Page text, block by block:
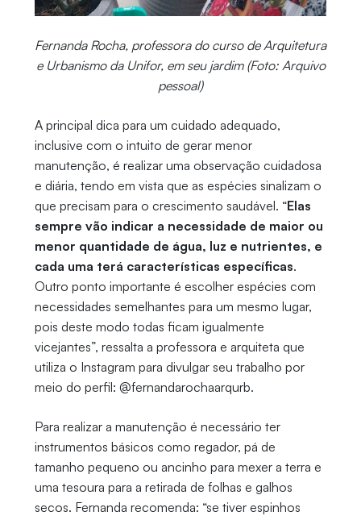
Fernanda Rocha, professora do curso de Arquitetura
e Urbanismo da Unifor, em seu jardim (Foto: Arquivo
pessoal)
A principal dica para um cuidado adequado,
inclusive com o intuito de gerar menor
manutenção, é realizar uma observação cuidadosa
e diária, tendo em vista que as espécies sinalizam o
que precisam para o crescimento saudável. “Elas
sempre vão indicar a necessidade de maior ou
menor quantidade de água, luz e nutrientes, e
cada uma terá características específicas.
Outro ponto importante é escolher espécies com
necessidades semelhantes para um mesmo lugar,
pois deste modo todas ficam igualmente
vicejantes”, ressalta a professora e arquiteta que
utiliza o Instagram para divulgar seu trabalho por
meio do perfil: @fernandarochaarqurb.
Para realizar a manutenção é necessário ter
instrumentos básicos como regador, pá de
tamanho pequeno ou ancinho para mexer a terra e
uma tesoura para a retirada de folhas e galhos
secos. Fernanda recomenda: “se tiver espinhos